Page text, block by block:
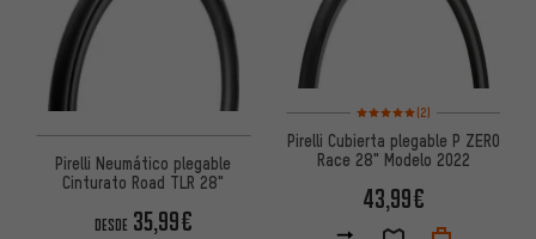
Pirelli Neumático plegable
Cinturato Road TLR 28"
DESDE 35,99€
Valoración media: 5 de 5
(2)
Pirelli Cubierta plegable P ZERO
Race 28" Modelo 2022
43,99€